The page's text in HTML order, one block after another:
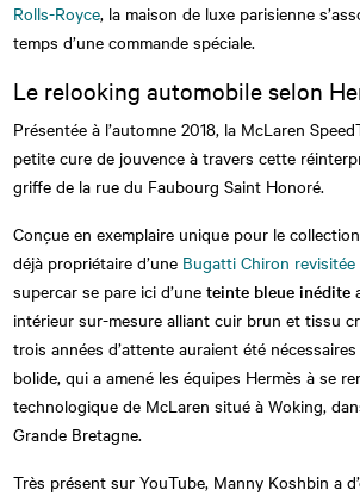
Rolls-Royce, la maison de luxe parisienne
temps d’une commande spéciale.
Le relooking automobile selon
Présentée à l’automne 2018, la McLaren
petite cure de jouvence à travers cette
griffe de la rue du Faubourg Saint Honoré.
Conçue en exemplaire unique pour le
déjà propriétaire d’une Bugatti Chiron revisitée
supercar se pare ici d’uneteinte bleue inédite
intérieur sur-mesure alliant cuir brun et tissu
trois années d’attente auraient été
bolide, qui a amené les équipes Hermès à se
technologique de McLaren situé à Woking,
Grande Bretagne.
Très présent sur YouTube, Manny Koshbin a